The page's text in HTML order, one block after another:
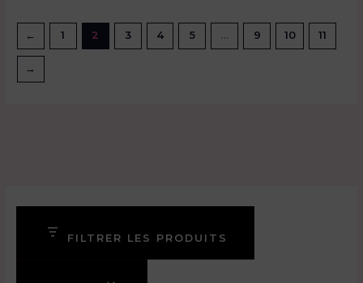
FILTRER LES PRODUITS
← 1 2 3 4 5 … 9 10 11
→